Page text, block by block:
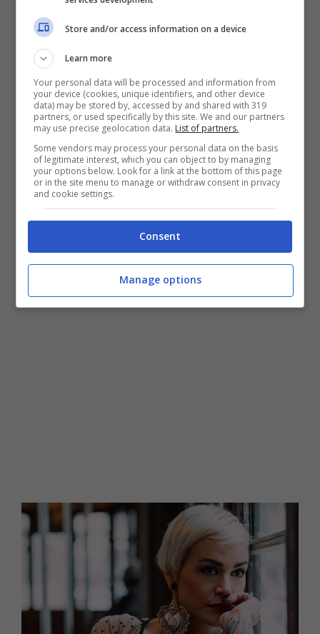
chi c’era prima di Giovanna Civitillo
Tra dieta vegana e tatuaggi
In un’intervista rilasciata qualche tempo fa a
Tattoolife , ha parlato dei suoi tantissimi
tatuaggi:“Sulla schiena ho le figure della
Madonna dell’Arco, vale a dire la santa
patrona di Napoli, e di Giovanni Battista, il
personaggio biblico. Lui sta regalando a lei un
cuore nuovo di zecca,un po’ come ha fatto il
Store and/or access information on a device
Learn more
Your personal data will be processed and information from
your device (cookies, unique identifiers, and other device
data) may be stored by, accessed by and shared with 319
partners, or used specifically by this site. We and our partners
may use precise geolocation data. List of partners.
Some vendors may process your personal data on the basis
of legitimate interest, which you can object to by managing
your options below. Look for a link at the bottom of this page
or in the site menu to manage or withdraw consent in privacy
and cookie settings.
Consent
Manage options